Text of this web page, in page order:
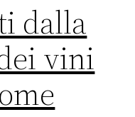
dalla
vini